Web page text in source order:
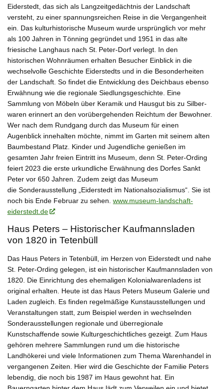
Eiderstedt, das sich als Langzeitgedächtnis der Landschaft
versteht, zu einer spannungsreichen Reise in die Vergangenheit
ein. Das kulturhistorische Museum wurde ursprünglich vor mehr
als 100 Jahren in Tönning gegründet und 1951 in das alte
friesische Langhaus nach St. Peter-Dorf verlegt. In den
historischen Wohnräumen erhalten Besucher Einblick in die
wechselvolle Geschichte Eiderstedts und in die Besonderheiten
der Landschaft. So findet die Entwicklung des Deichbaus ebenso
Erwähnung wie die regionale Siedlungsgeschichte. Eine
Sammlung von Möbeln über Keramik und Hausgut bis zu Silber­
waren erinnert an den vorübergehenden Reichtum der Bewohner.
Wer nach dem Rundgang durch das Museum für einen
Augenblick innehalten möchte, nimmt im Garten mit seinem alten
Baumbestand Platz. Kinder und Jugendliche genießen im
gesamten Jahr freien Eintritt ins Museum, denn St. Peter-Ording
feiert 2023 die erste urkundliche Erwähnung des Dorfes Sankt
Peter vor 650 Jahren. Zudem zeigt das Museum
die Sonderausstellung „Eiderstedt im Nationalsozialismus“ . Sie ist
noch bis Ende Februar zu sehen. www.museum-landschaft-
eiderstedt.de
Haus Peters – Historischer Kaufmannsladen
von 1820 in Tetenbüll
Das Haus Peters in Tetenbüll, im Herzen von Eiderstedt und nahe
St. Peter-Ording gelegen, ist ein historischer Kaufmannsladen von
1820. Die Einrichtung des ehemaligen Kolonialwarenladens ist
original erhalten. Heute ist das Haus Peters Museum Galerie und
Laden zugleich. Es finden regelmäßige Kunstausstellungen und
Veranstaltungen statt, zum Beispiel werden in wechselnden
Sonderausstellungen regionale und überregionale
Kunstschaffende sowie Kulturgeschichtliches gezeigt. Zum Haus
gehören mehrere Sammlungen rund um die historische
Landhökerei und viele Informationen zum Thema Warenhandel in
vergangenen Zeiten. Hier wird die Geschichte der Familie Peters
lebendig, die noch bis 1987 im Haus gewohnt hat. Ein